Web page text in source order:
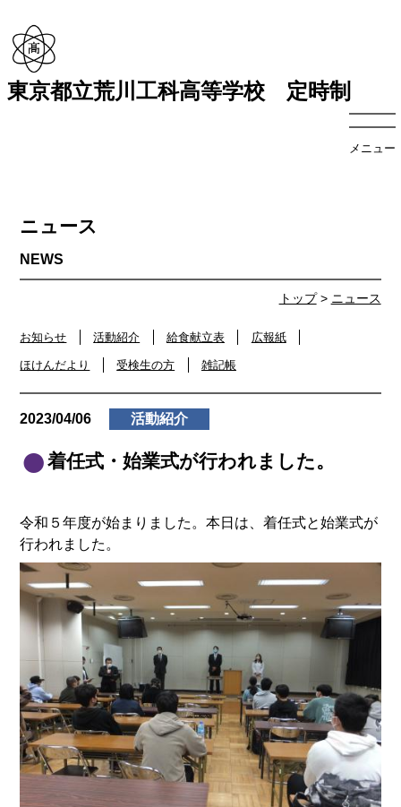
東京都立荒川工科高等学校 定時制
メニュー
トップ> ニュース
ニュース
お知らせ 活動紹介 給食献立表 広報紙
ほけんだより 受検生の方 雑記帳
2023/04/06 活動紹介
着任式・始業式が行われました。
令和５年度が始まりました。本日は、着任式と始業式が
行われました。